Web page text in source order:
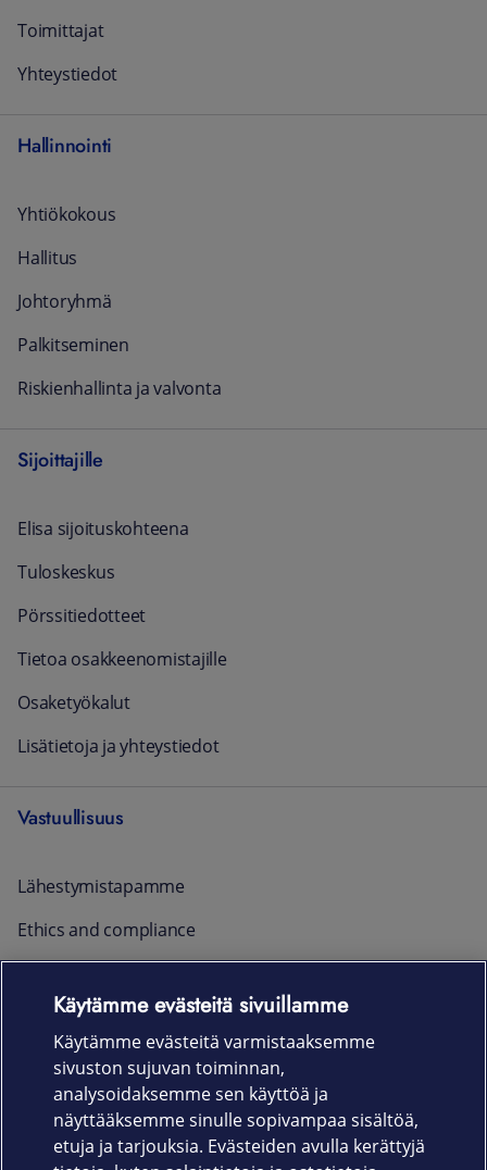
Toimittajat
Yhteystiedot
Hallinnointi
Yhtiökokous
Hallitus
Johtoryhmä
Palkitseminen
Riskienhallinta ja valvonta
Sijoittajille
Elisa sijoituskohteena
Tuloskeskus
Pörssitiedotteet
Tietoa osakkeenomistajille
Osaketyökalut
Lisätietoja ja yhteystiedot
Vastuullisuus
Lähestymistapamme
Ethics and compliance
Ajankohtaista
Rekrytointi
Uutishuone
Käytämme evästeitä sivuillamme
Käytämme evästeitä varmistaaksemme
sivuston sujuvan toiminnan,
analysoidaksemme sen käyttöä ja
näyttääksemme sinulle sopivampaa sisältöä,
etuja ja tarjouksia. Evästeiden avulla kerättyjä